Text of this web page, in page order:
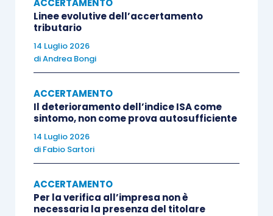
proprie occorre appostare nel passivo dello Stato
patrimoniale una specifica voce di riserva di
patrimonio netto con segno negativo, denominata
“A) X – Riserva negativa per azioni proprie in
costo di acquisto delle azioni proprie (OIC 28, par.
37).
Anche con la nuova impostazione bilancistica,
un’operazione priva di effetti reddituali.
ACCERTAMENTO
Linee evolutive dell’accertamento
tributario
14 Luglio 2026
diAndrea Bongi
ACCERTAMENTO
Il deterioramento dell’indice ISA come
sintomo, non come prova autosufficiente
14 Luglio 2026
di Fabio Sartori
ACCERTAMENTO
Per la verifica all’impresa non è
necessaria la presenza del titolare